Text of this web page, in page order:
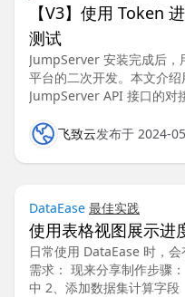
【V3】使用 Token
测试
JumpServer 安装完成后，
平台的二次开发。本文介
JumpServer API 接口的对
飞致云发布于 2024-
DataEase 最佳实践
使用表格视图展示进
日常使用 DataEase 时，
需求： 现来分享制作步骤
中 2、添加数据集计算字段